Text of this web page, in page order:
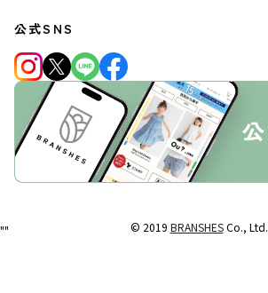
公式SNS
© 2019 BRANSHESCo., Ltd.
""